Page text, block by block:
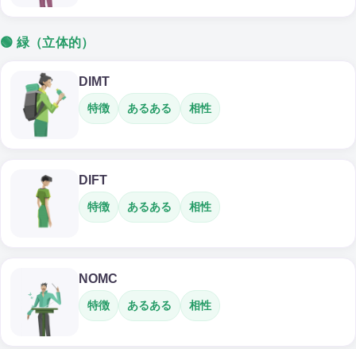
🟢 緑（立体的）
DIMT
特徴 あるある 相性
DIFT
特徴 あるある 相性
NOMC
特徴 あるある 相性